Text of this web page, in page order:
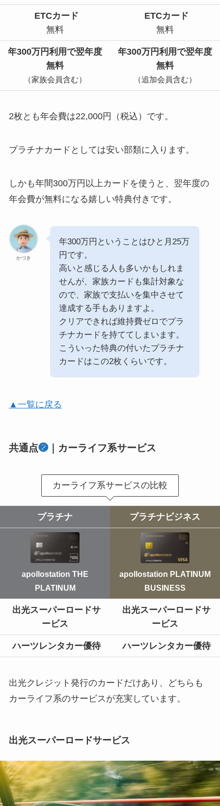
ETCカード
無料
ETCカード
無料
年300万円利用で翌年度
無料
（家族会員含む）
年300万円利用で翌年度
無料
（追加会員含む）
2枚とも年会費は22,000円（税込）です。
プラチナカードとしては安い部類に入ります。
しかも年間300万円以上カードを使うと、翌年度の
年会費が無料になる嬉しい特典付きです。
かづき
年300万円ということはひと月25万
円です。
高いと感じる人も多いかもしれま
せんが、家族カードも集計対象な
ので、家族で支払いを集中させて
達成する手もありますよ。
クリアできれば維持費ゼロでプラ
チナカードを持ててしまいます。
こういった特典の付いたプラチナ
カードはこの2枚くらいです。
▲一覧に戻る
共通点❷｜カーライフ系サービス
カーライフ系サービスの比較
プラチナ プラチナビジネス
apollostation THE
PLATINUM
apollostation PLATINUM
BUSINESS
出光スーパーロードサ
ービス
出光スーパーロードサ
ービス
ハーツレンタカー優待 ハーツレンタカー優待
出光クレジット発行のカードだけあり、どちらも
カーライフ系のサービスが充実しています。
出光スーパーロードサービス